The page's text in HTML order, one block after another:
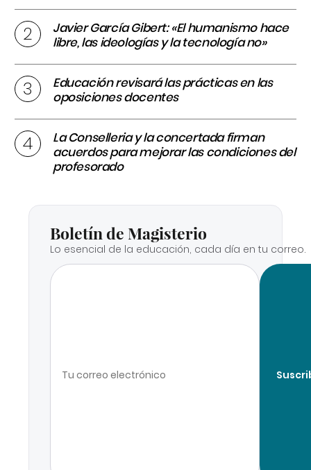
Javier García Gibert: «El humanismo hace
libre, las ideologías y la tecnología no»
Educación revisará las prácticas en las
oposiciones docentes
La Conselleria y la concertada firman
acuerdos para mejorar las condiciones del
profesorado
Boletín de Magisterio
Lo esencial de la educación, cada día en tu correo.